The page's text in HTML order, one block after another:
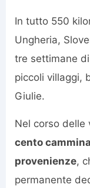
In tutto 550
Ungheria,
tre settimane
piccoli villaggi,
Giulie.
Nel corso delle
cento
provenienze,
permanente